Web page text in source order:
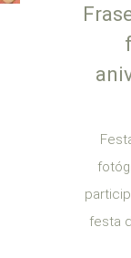
festa